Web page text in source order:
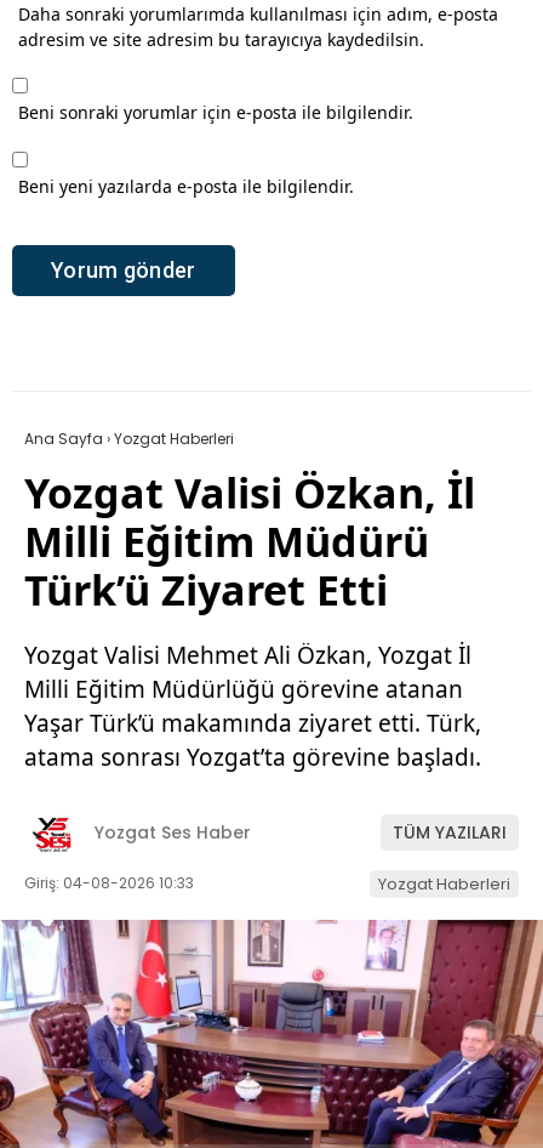
Daha sonraki yorumlarımda kullanılması için adım, e-posta
adresim ve site adresim bu tarayıcıya kaydedilsin.
Beni sonraki yorumlar için e-posta ile bilgilendir.
Beni yeni yazılarda e-posta ile bilgilendir.
Ana Sayfa ›Yozgat Haberleri
Yozgat Valisi Özkan, İl
Milli Eğitim Müdürü
Türk’ü Ziyaret Etti
Yozgat Valisi Mehmet Ali Özkan, Yozgat İl
Milli Eğitim Müdürlüğü görevine atanan
Yaşar Türk’ü makamında ziyaret etti. Türk,
atama sonrası Yozgat’ta görevine başladı.
Yozgat Ses Haber TÜM YAZILARI
Giriş: 04-08-2026 10:33 Yozgat Haberleri